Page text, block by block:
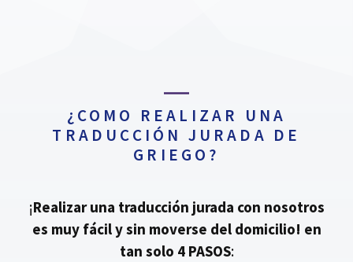
¿COMO REALIZAR UNA
TRADUCCIÓN JURADA DE
GRIEGO?
¡Realizar una traducción jurada con nosotros
es muy fácil y sin moverse del domicilio! en
tan solo 4 PASOS: